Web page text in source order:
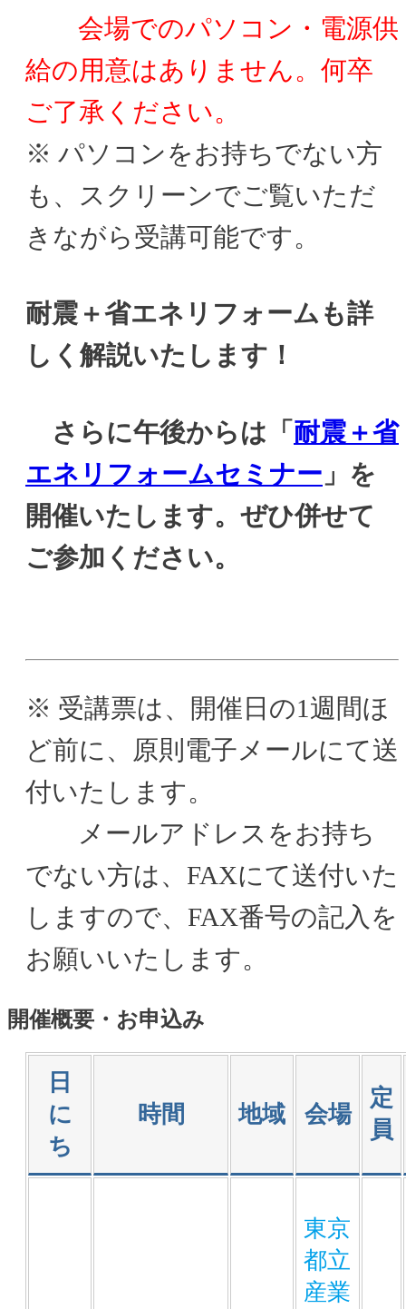
会場でのパソコン・電源供
給の用意はありません。何卒
ご了承ください。
※ パソコンをお持ちでない方
も、スクリーンでご覧いただ
きながら受講可能です。
耐震＋省エネリフォームも詳
しく解説いたします！
さらに午後からは「 耐震＋省
エネリフォームセミナー 」を
開催いたします。ぜひ併せて
ご参加ください。
※ 受講票は、開催日の1週間ほ
ど前に、原則電子メールにて送
付いたします。
メールアドレスをお持ち
でない方は、FAXにて送付いた
しますので、FAX番号の記入を
お願いいたします。
開催概要・お申込み
日
に
ち
時間 地域 会場
定
員
東京
都立
産業